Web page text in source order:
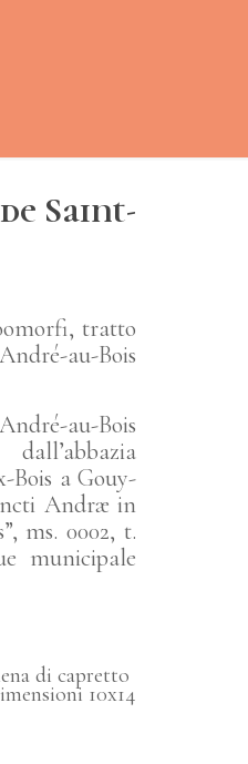
Saint-
tratto
au-Bois
au-Bois
Bois a Gouy-
Andræ in
ms. 0002, t.
municipale
di capretto
10x14